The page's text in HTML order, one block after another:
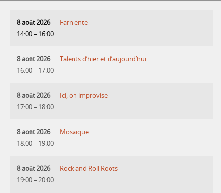
8 août 2026
14:00– 16:00
Farniente
8 août 2026
16:00– 17:00
Talents d’hier et d’aujourd’hui
8 août 2026
17:00– 18:00
Ici, on improvise
8 août 2026
18:00– 19:00
Mosaique
8 août 2026
19:00– 20:00
Rock and Roll Roots